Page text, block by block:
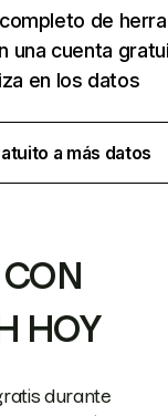
de
una cuenta
en los datos
a más datos
HOY
durante